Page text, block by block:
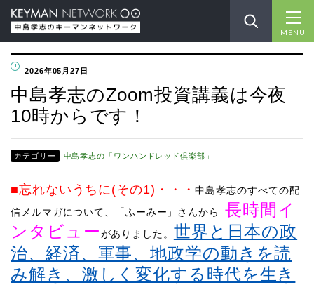
MENU
2026年05月27日
中島孝志のZoom投資講義は今夜
10時からです！
カテゴリー 中島孝志の「ワンハンドレッド倶楽部」」
■忘れないうちに(その1) ・・・中島孝志のすべての配
信メルマガについて、「ふーみー」さんから
長時間イ
ンタビューがありました。 世界と日本の政
治、経済、軍事、地政学の動きを読
み解き、激しく変化する時代を生き